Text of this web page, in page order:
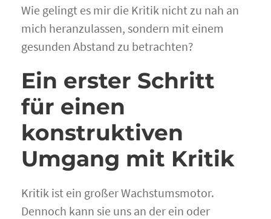
Wie gelingt es mir die Kritik nicht zu nah an
mich heranzulassen, sondern mit einem
gesunden Abstand zu betrachten?
Ein erster Schritt
für einen
konstruktiven
Umgang mit Kritik
Kritik ist ein großer Wachstumsmotor.
Dennoch kann sie uns an der ein oder